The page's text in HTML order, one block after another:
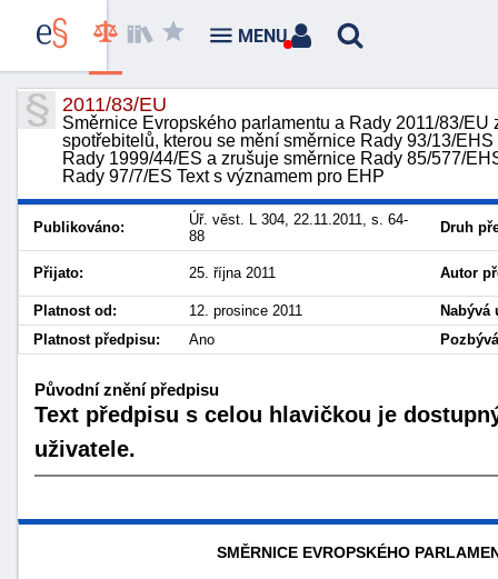
2011/83/EU
Směrnice Evropského parlamentu a Rady 2011/83/EU
spotřebitelů, kterou se mění směrnice Rady 93/13/
Rady 1999/44/ES a zrušuje směrnice Rady 85/577/
Rady 97/7/ES Text s významem pro EHP
Publikováno:
Úř. věst. L 304, 22.11.2011, s. 64-
88
Druh
Přijato: 25. října 2011 Autor
Platnost od: 12. prosince 2011
Nabývá
Platnost předpisu:
Ano
Původní znění předpisu
Text předpisu s celou hlavičkou je
uživatele.
SMĚRNICE EVROPSKÉHO
MENU